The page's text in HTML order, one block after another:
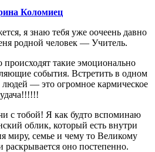
Коломиец
я знаю тебя уже оочеень давно
родной человек — Учитель.
такие эмоционально
события. Встретить в одном
людей — это огромное кармическое
с тобой! Я как будто вспоминаю
облик, который есть внутри
миру, семье и чему то Великому
оно постепенно.